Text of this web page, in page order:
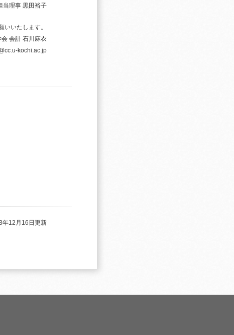
当理事 黒田裕子
いいたします。
会計 石川麻衣
kochi.ac.jp
年12月16日更新